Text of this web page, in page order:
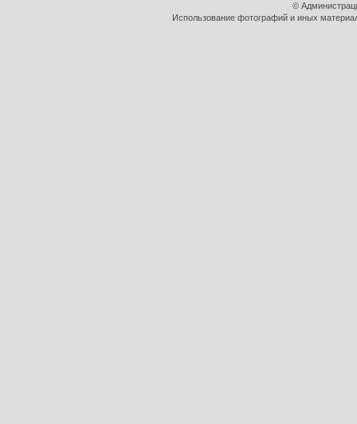
©
Использование фотографий и иных